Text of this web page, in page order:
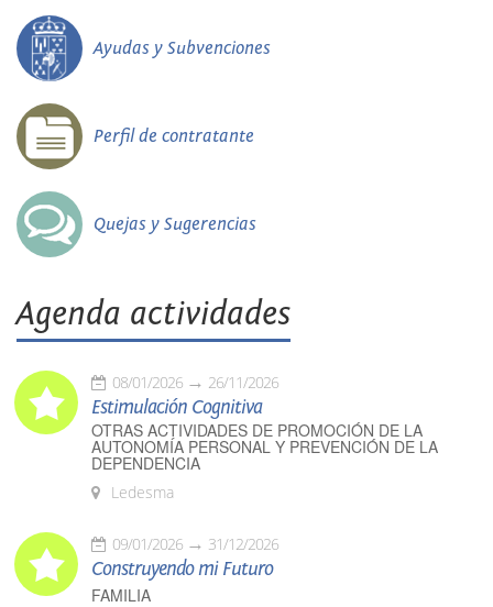
Ayudas y Subvenciones
Perfil de contratante
Quejas y Sugerencias
Agenda actividades
08/01/2026 26/11/2026
Estimulación Cognitiva
OTRAS ACTIVIDADES DE PROMOCIÓN DE LA
AUTONOMÍA PERSONAL Y PREVENCIÓN DE LA
DEPENDENCIA
Ledesma
09/01/2026 31/12/2026
Construyendo mi Futuro
FAMILIA